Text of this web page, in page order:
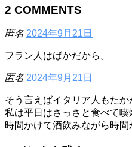
2 COMMENTS
匿名 2024年9月21日
フラン人はばかだから。
匿名 2024年9月21日
そう言えばイタリア人もたか
私は平日はさっさと食べて
時間かけて酒飲みながら時間